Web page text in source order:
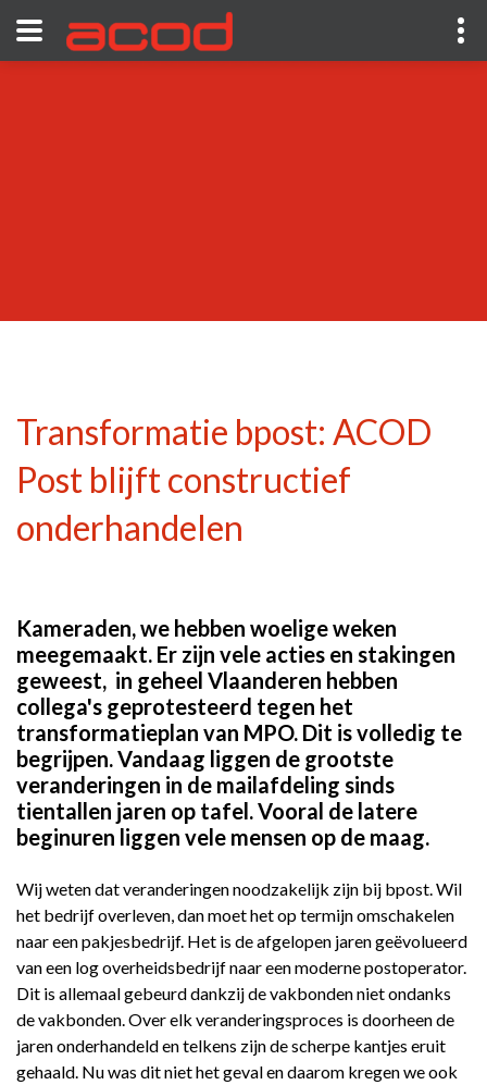
Transformatie bpost: ACOD
Post blijft constructief
onderhandelen
Kameraden, we hebben woelige weken
meegemaakt. Er zijn vele acties en stakingen
geweest, in geheel Vlaanderen hebben
collega's geprotesteerd tegen het
transformatieplan van MPO. Dit is volledig te
begrijpen. Vandaag liggen de grootste
veranderingen in de mailafdeling sinds
tientallen jaren op tafel. Vooral de latere
beginuren liggen vele mensen op de maag.
Wij weten dat veranderingen noodzakelijk zijn bij bpost. Wil
het bedrijf overleven, dan moet het op termijn omschakelen
naar een pakjesbedrijf. Het is de afgelopen jaren geëvolueerd
van een log overheidsbedrijf naar een moderne postoperator.
Dit is allemaal gebeurd dankzij de vakbonden niet ondanks
de vakbonden. Over elk veranderingsproces is doorheen de
jaren onderhandeld en telkens zijn de scherpe kantjes eruit
gehaald. Nu was dit niet het geval en daarom kregen we ook